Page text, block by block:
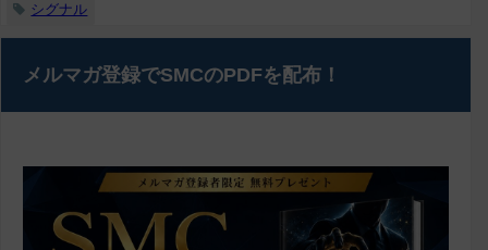
シグナル
メルマガ登録でSMCのPDFを配布！